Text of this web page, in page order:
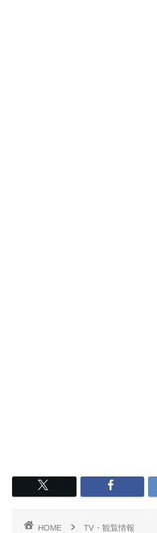
HOME
TV・観覧情報